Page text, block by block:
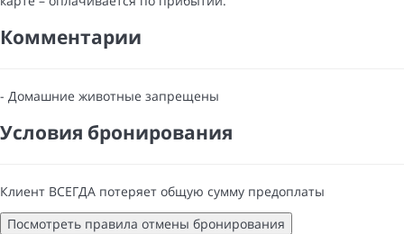
Комментарии
- Домашние животные запрещены
Условия бронирования
Клиент ВСЕГДА потеряет общую сумму предоплаты
Посмотреть правила отмены бронирования